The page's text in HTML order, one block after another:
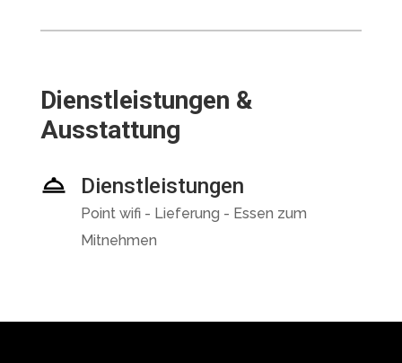
Dienstleistungen &
Ausstattung
Dienstleistungen
Point wifi - Lieferung - Essen zum
Mitnehmen